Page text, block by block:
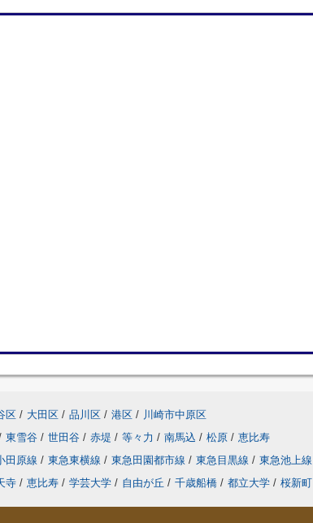
区 / 大田区 / 品川区 / 港区 / 川崎市中原区
東雪谷 / 世田谷 / 赤堤 / 等々力 / 南馬込 / 松原 / 恵比寿
田原線 / 東急東横線 / 東急田園都市線 / 東急目黒線 / 東急池上線
寺 / 恵比寿 / 学芸大学 / 自由が丘 / 千歳船橋 / 都立大学 / 桜新町